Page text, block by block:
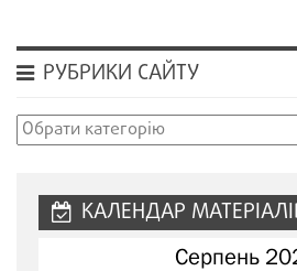
РУБРИКИ САЙТУ
Рубрики
КАЛЕНДАР
Серпень